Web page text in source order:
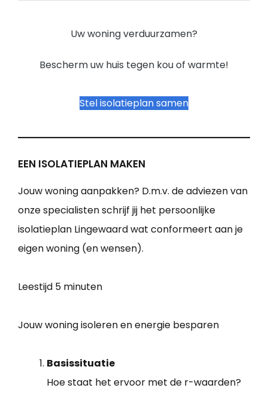
Uw woning verduurzamen?
Bescherm uw huis tegen kou of warmte!
Stel isolatieplan samen
EEN ISOLATIEPLAN MAKEN
Jouw woning aanpakken? D.m.v. de adviezen van
onze specialisten schrijf jij het persoonlijke
isolatieplan Lingewaard wat conformeert aan je
eigen woning (en wensen).
Leestijd 5 minuten
Jouw woning isoleren en energie besparen
Basissituatie
Hoe staat het ervoor met de r-waarden?